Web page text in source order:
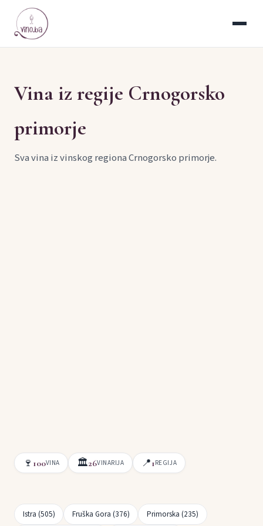
Vina iz regije Crnogorsko
primorje
Sva vina iz vinskog regiona Crnogorsko primorje.
🍷 100VINA 🏛26VINARIJA 📍1REGIJA
Istra (505) Fruška Gora (376)
Primorska (235)